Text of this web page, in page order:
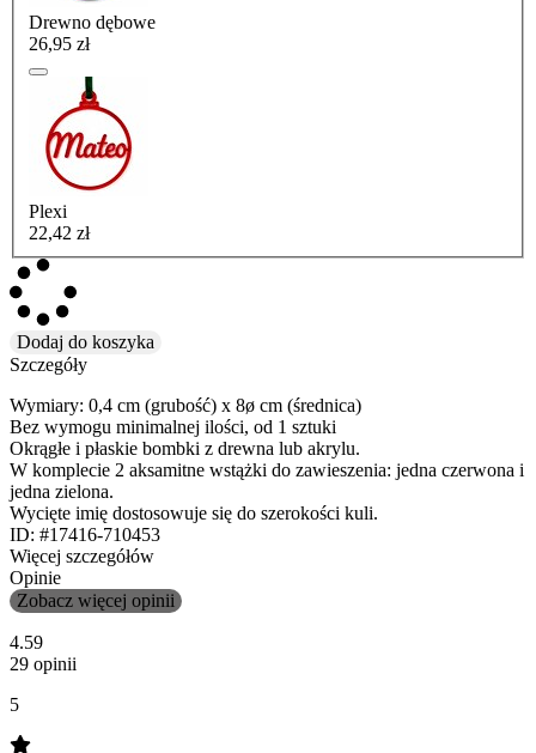
Drewno dębowe
26,95 zł
Plexi
22,42 zł
Dodaj do koszyka
Szczegóły
Wymiary: 0,4 cm (grubość) x 8ø cm (średnica)
Bez wymogu minimalnej ilości, od 1 sztuki
Okrągłe i płaskie bombki z drewna lub akrylu.
W komplecie 2 aksamitne wstążki do zawieszenia: jedna czerwona i
jedna zielona.
Wycięte imię dostosowuje się do szerokości kuli.
ID: #17416-710453
Więcej szczegółów
Opinie
Zobacz więcej opinii
4.59
29 opinii
5